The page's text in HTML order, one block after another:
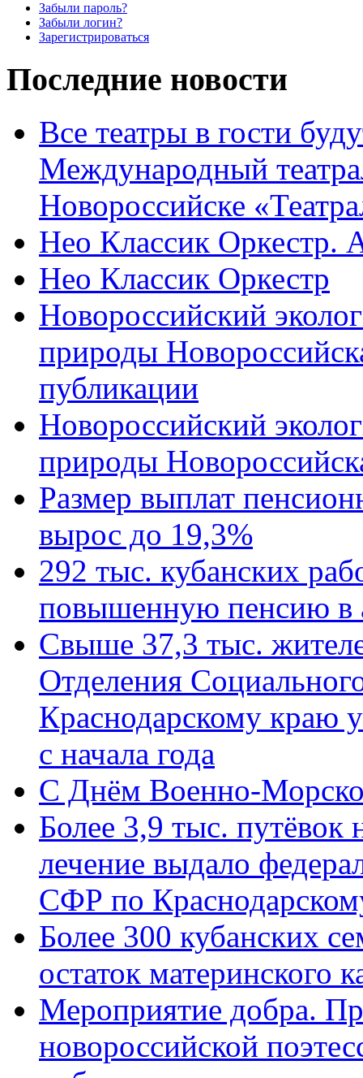
Забыли пароль?
Забыли логин?
Зарегистрироваться
Последние новости
Все театры в гости
Международный
Новороссийске
Нео Классик Оркестр.
Нео Классик Оркестр
Новороссийский
природы
публикации
Новороссийский
природы
Размер выплат
вырос до 19,3%
292 тыс. кубанских
повышенную пенсию в
Свыше 37,3 тыс.
Отделения
Краснодарскому краю
с начала года
C Днём Военно-
Более 3,9 тыс. путёвок
лечение выдало
СФР по
Более 300 кубанских
остаток материнского
Мероприятие добра.
новороссийской